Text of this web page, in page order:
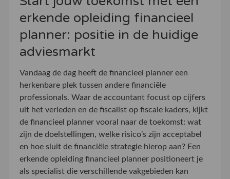
erkende opleiding financieel
planner: positie in de huidige
adviesmarkt
Vandaag de dag heeft de financieel planner een
herkenbare plek tussen andere financiële
professionals. Waar de accountant focust op cijfers
uit het verleden en de fiscalist op fiscale kaders, kijkt
de financieel planner vooral naar de toekomst: wat
zijn de doelstellingen, welke risico’s zijn acceptabel
en hoe sluit de financiële strategie hierop aan? Een
erkende opleiding financieel planner positioneert je
als specialist die verschillende vakgebieden kan